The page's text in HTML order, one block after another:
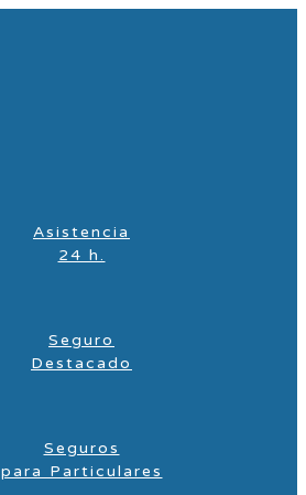
Asistencia
24 h.
Seguro
Destacado
Seguros
para Particulares